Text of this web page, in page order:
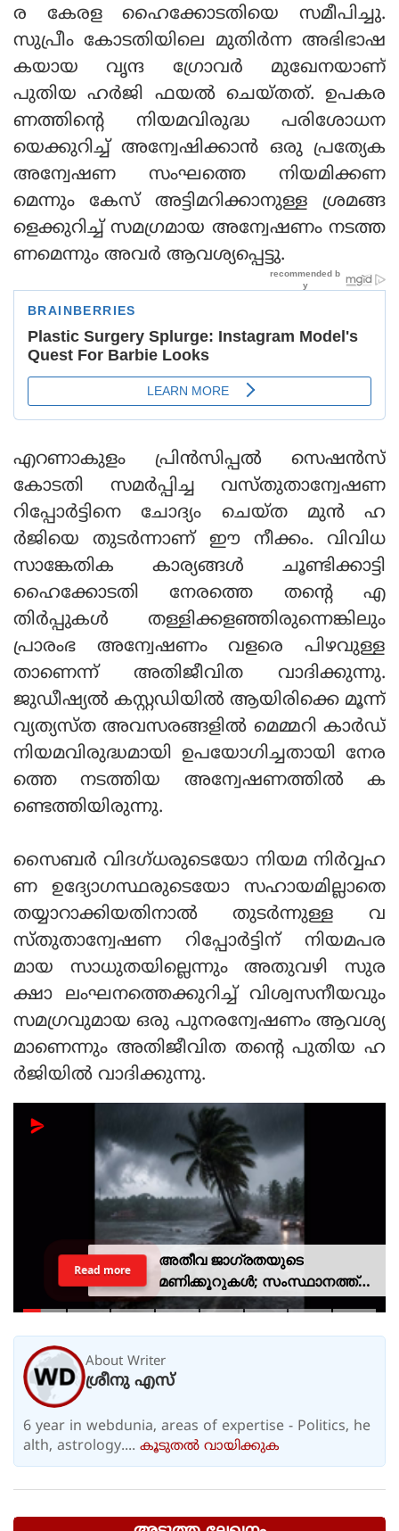
ര കേരള ഹൈക്കോടതിയെ സമീപിച്ചു.
സുപ്രീം കോടതിയിലെ മുതിര്‍ന്ന അഭിഭാഷ
കയായ വൃന്ദ ഗ്രോവര്‍ മുഖേനയാണ്
പുതിയ ഹര്‍ജി ഫയല്‍ ചെയ്തത്. ഉപകര
ണത്തിന്റെ നിയമവിരുദ്ധ പരിശോധന
യെക്കുറിച്ച് അന്വേഷിക്കാന്‍ ഒരു പ്രത്യേക
അന്വേഷണ സംഘത്തെ നിയമിക്കണ
മെന്നും കേസ് അട്ടിമറിക്കാനുള്ള ശ്രമങ്ങ
ളെക്കുറിച്ച് സമഗ്രമായ അന്വേഷണം നടത്ത
ണമെന്നും അവര്‍ ആവശ്യപ്പെട്ടു.
എറണാകുളം പ്രിന്‍സിപ്പല്‍ സെഷന്‍സ്
കോടതി സമര്‍പ്പിച്ച വസ്തുതാന്വേഷണ
റിപ്പോര്‍ട്ടിനെ ചോദ്യം ചെയ്ത മുന്‍ ഹ
ര്‍ജിയെ തുടര്‍ന്നാണ് ഈ നീക്കം. വിവിധ
സാങ്കേതിക കാര്യങ്ങള്‍ ചൂണ്ടിക്കാട്ടി
ഹൈക്കോടതി നേരത്തെ തന്റെ എ
തിര്‍പ്പുകള്‍ തള്ളിക്കളഞ്ഞിരുന്നെങ്കിലും
പ്രാരംഭ അന്വേഷണം വളരെ പിഴവുള്ള
താണെന്ന് അതിജീവിത വാദിക്കുന്നു.
ജുഡീഷ്യല്‍ കസ്റ്റഡിയില്‍ ആയിരിക്കെ മൂന്ന്
വ്യത്യസ്ത അവസരങ്ങളില്‍ മെമ്മറി കാര്‍ഡ്
നിയമവിരുദ്ധമായി ഉപയോഗിച്ചതായി നേര
ത്തെ നടത്തിയ അന്വേഷണത്തില്‍ ക
ണ്ടെത്തിയിരുന്നു.
സൈബര്‍ വിദഗ്ധരുടെയോ നിയമ നിര്‍വ്വഹ
ണ ഉദ്യോഗസ്ഥരുടെയോ സഹായമില്ലാതെ
തയ്യാറാക്കിയതിനാല്‍ തുടര്‍ന്നുള്ള വ
സ്തുതാന്വേഷണ റിപ്പോര്‍ട്ടിന് നിയമപര
മായ സാധുതയില്ലെന്നും അതുവഴി സുര
ക്ഷാ ലംഘനത്തെക്കുറിച്ച് വിശ്വസനീയവും
സമഗ്രവുമായ ഒരു പുനരന്വേഷണം ആവശ്യ
മാണെന്നും അതിജീവിത തന്റെ പുതിയ ഹ
ര്‍ജിയില്‍ വാദിക്കുന്നു.
അതീവ ജാഗ്രതയുടെ
മണിക്കൂറുകൾ; സംസ്ഥാനത്ത്
റെഡ് അലർട്ട്, ശക്തമായ
Read more
About Writer
ശ്രീനു എസ്
6 year in webdunia, areas of expertise - Politics, he
alth, astrology.... കൂടുതല്‍ വായിക്കുക